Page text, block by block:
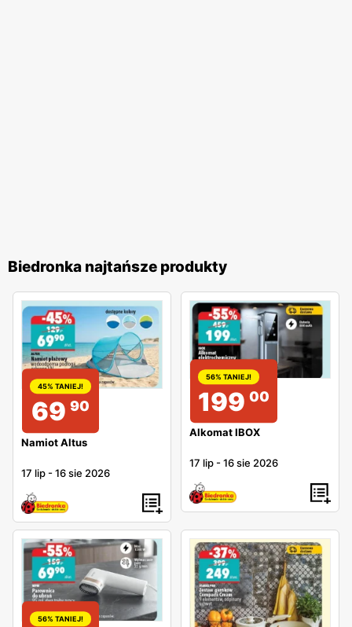
Biedronka najtańsze produkty
45% TANIEJ!
69 90
Namiot Altus
17 lip -16 sie 2026
56% TANIEJ!
199 00
Alkomat IBOX
17 lip -16 sie 2026
56% TANIEJ!